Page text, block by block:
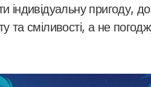
індивідуальну пригоду,
та сміливості, а не